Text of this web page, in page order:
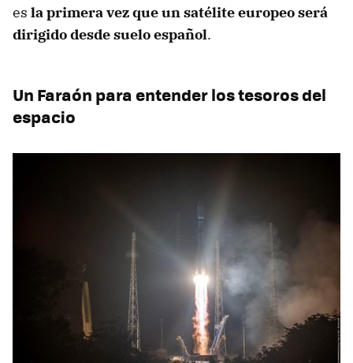
es la primera vez que un satélite europeo será
dirigido desde suelo español.
Un Faraón para entender los tesoros del
espacio